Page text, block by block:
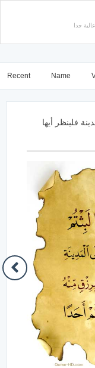
جدا
Recent Name
فلينظر أيها